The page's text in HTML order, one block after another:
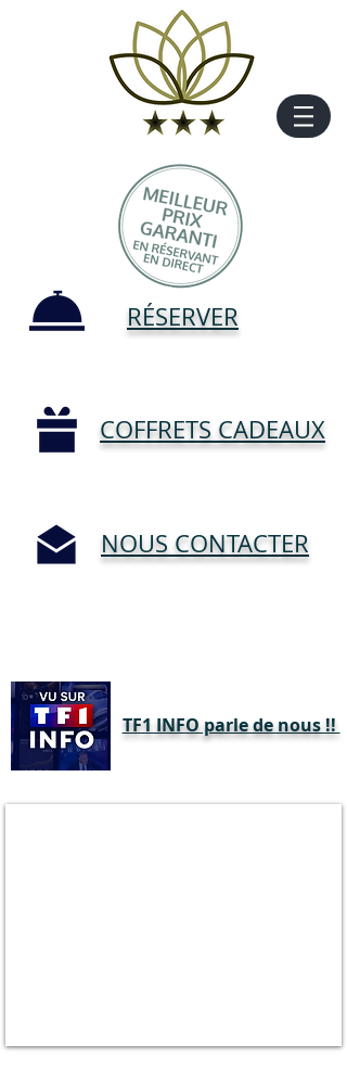
RÉSERVER
COFFRETS CADEAUX
NOUS CONTACTER
TF1 INFO parle de nous !!